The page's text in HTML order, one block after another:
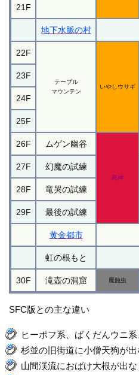
21F
地下水脈の村
22F
テーブル
マウンテン
いやしウサギ
23F
24F
25F
26F ムゲン幽谷
死神
27F 幻魔の試練
28F 竜哭の試練
29F 最後の試練
黄金都市
虹の根もと
30F 滝壺の洞窟 魔蝕虫
SFC版との主な違い
ヒーポフ系、ばくだんウニ
杉並の旧街道に小僧天狗が
山間渓流におばけ大根が出な